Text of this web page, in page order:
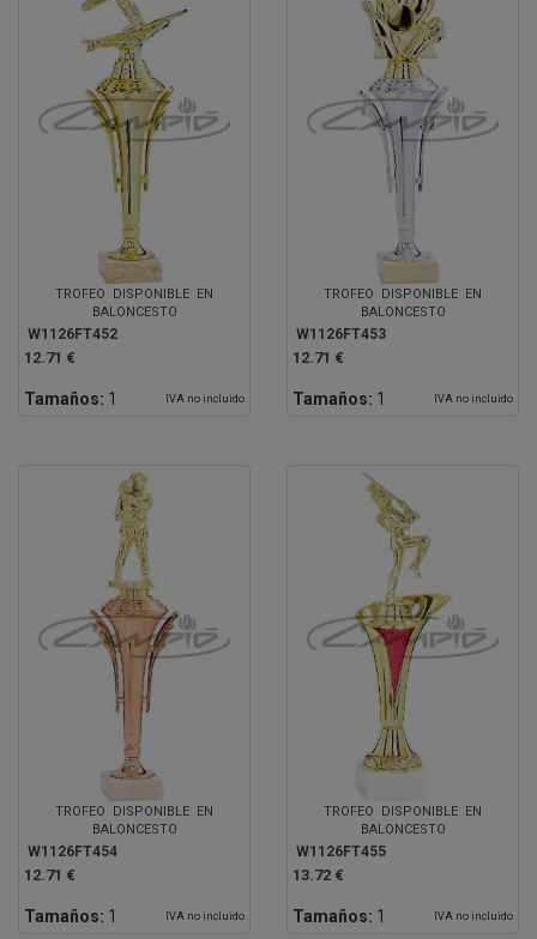
TROFEO DISPONIBLE EN
BALONCESTO
W1126FT452
12.71 €
Tamaños: 1 IVA no incluido
TROFEO DISPONIBLE EN
BALONCESTO
W1126FT453
12.71 €
Tamaños: 1 IVA no incluido
TROFEO DISPONIBLE EN
BALONCESTO
W1126FT454
12.71 €
Tamaños: 1 IVA no incluido
TROFEO DISPONIBLE EN
BALONCESTO
W1126FT455
13.72 €
Tamaños: 1 IVA no incluido